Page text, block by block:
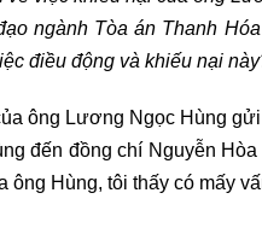
ngành Tòa án Thanh
điều động và khiếu nại
ông Lương Ngọc Hùng
đến đồng chí Nguyễn
ông Hùng, tôi thấy có mấy